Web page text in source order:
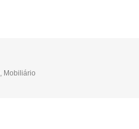
, Mobiliário